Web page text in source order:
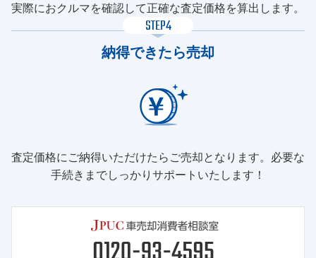
実際におクルマを確認して正確な査定価格を算出します。
STEP4
納得できたら売却
査定価格にご納得いただけたらご売却となります。必要な
手続きまでしっかりサポートいたします！